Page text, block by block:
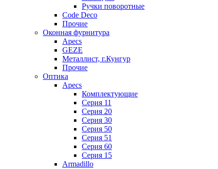
Ручки поворотные
Code Deco
Прочие
Оконная фурнитура
Apecs
GEZE
Металлист, г.Кунгур
Прочие
Оптика
Apecs
Комплектующие
Серия 11
Серия 20
Серия 30
Серия 50
Серия 51
Серия 60
Серия 15
Armadillo